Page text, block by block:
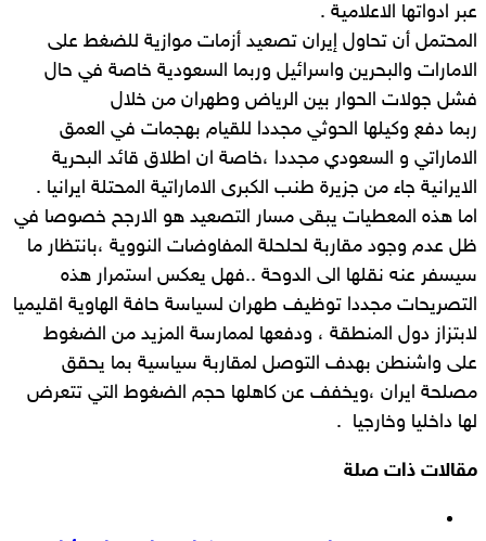
عبر ادواتها الاعلامية .
المحتمل أن تحاول إيران تصعيد أزمات موازية للضغط على
الامارات والبحرين واسرائيل وربما السعودية خاصة في حال
فشل جولات الحوار بين الرياض وطهران من خلال
ربما دفع وكيلها الحوثي مجددا للقيام بهجمات في العمق
الاماراتي و السعودي مجددا ،خاصة ان اطلاق قائد البحرية
الايرانية جاء من جزيرة طنب الكبرى الاماراتية المحتلة ايرانيا .
اما هذه المعطيات يبقى مسار التصعيد هو الارجح خصوصا في
ظل عدم وجود مقاربة لحلحلة المفاوضات النووية ،بانتظار ما
سيسفر عنه نقلها الى الدوحة ..فهل يعكس استمرار هذه
التصريحات مجددا توظيف طهران لسياسة حافة الهاوية اقليميا
لابتزاز دول المنطقة ، ودفعها لممارسة المزيد من الضغوط
على واشنطن بهدف التوصل لمقاربة سياسية بما يحقق
مصلحة ايران ،ويخفف عن كاهلها حجم الضغوط التي تتعرض
لها داخليا وخارجيا .
مقالات ذات صلة